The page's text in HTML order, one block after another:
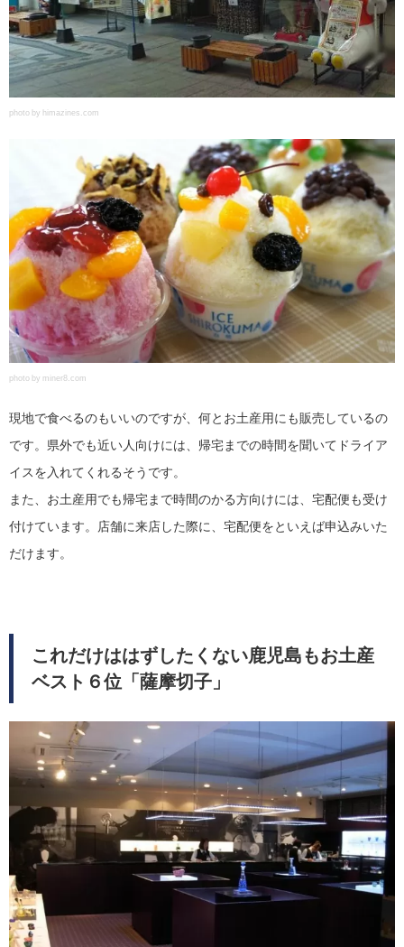
photo by himazines.com
photo by miner8.com
現地で食べるのもいいのですが、何とお土産用にも販売しているの
です。県外でも近い人向けには、帰宅までの時間を聞いてドライア
イスを入れてくれるそうです。
また、お土産用でも帰宅まで時間のかる方向けには、宅配便も受け
付けています。店舗に来店した際に、宅配便をといえば申込みいた
だけます。
これだけははずしたくない鹿児島もお土産
ベスト６位「薩摩切子」